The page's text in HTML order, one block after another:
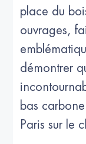
place du
ouvrages,
démontrer
bas
Paris sur le